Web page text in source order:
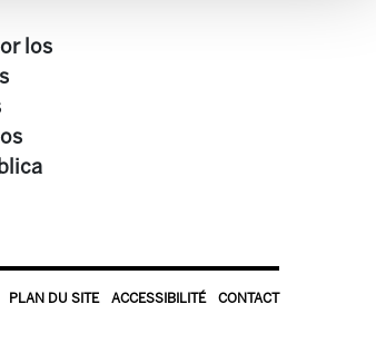
los
PLAN DU SITE ACCESSIBILITÉ CONTACT